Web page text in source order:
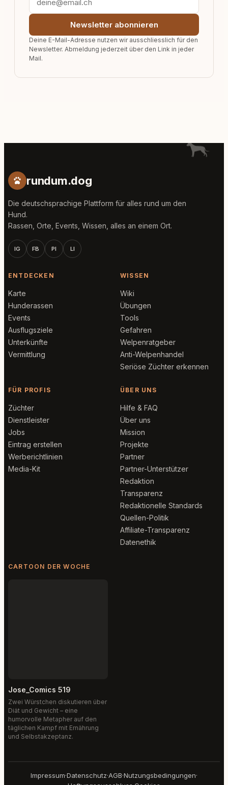
Newsletter abonnieren
Deine E-Mail-Adresse nutzen wir ausschliesslich für den
Newsletter. Abmeldung jederzeit über den Link in jeder
Mail.
rundum.dog
Die deutschsprachige Plattform für alles rund um den
Hund.
Rassen, Orte, Events, Wissen, alles an einem Ort.
IG FB PI LI
ENTDECKEN
Karte
Hunderassen
Events
Ausflugsziele
Unterkünfte
Vermittlung
WISSEN
Wiki
Übungen
Tools
Gefahren
Welpenratgeber
Anti-Welpenhandel
Seriöse Züchter erkennen
FÜR PROFIS
Züchter
Dienstleister
Jobs
Eintrag erstellen
Werberichtlinien
Media-Kit
ÜBER UNS
Hilfe & FAQ
Über uns
Mission
Projekte
Partner
Partner-Unterstützer
Redaktion
Transparenz
Redaktionelle Standards
Quellen-Politik
Affiliate-Transparenz
Datenethik
CARTOON DER WOCHE
Jose_Comics 519
Zwei Würstchen diskutieren über
Diät und Gewicht – eine
humorvolle Metapher auf den
täglichen Kampf mit Ernährung
und Selbstakzeptanz.
Impressum·Datenschutz·AGB·Nutzungsbedingungen·